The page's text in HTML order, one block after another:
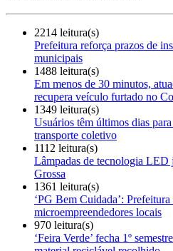
2214 leitura(s)
Prefeitura reforça prazos de
municipais
1488 leitura(s)
Em menos de 30 minutos,
recupera veículo furtado no
1349 leitura(s)
Usuários têm últimos dias
transporte coletivo
1112 leitura(s)
Lâmpadas de tecnologia LED
Grossa
1361 leitura(s)
‘PG Bem Cuidada’:
microempreendedores locais
970 leitura(s)
‘Feira Verde’ fecha 1º